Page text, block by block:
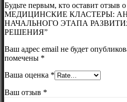
Будьте первым, кто оставит
МЕДИЦИНСКИЕ КЛАСТЕРЫ:
НАЧАЛЬНОГО ЭТАПА
РЕШЕНИЯ”
Ваш адрес email не будет
помечены *
Ваша оценка *
Ваш отзыв *